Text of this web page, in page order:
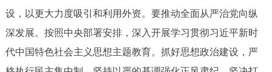
设，以更大力度吸引和利用外资。要推动全面从严治党向纵
深发展。按照中央部署安排，深入开展学习贯彻习近平新时
代中国特色社会主义思想主题教育。抓好思想政治建设，严